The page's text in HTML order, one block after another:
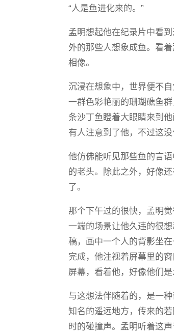
“人是鱼进化来的。”
孟明想起他在纪录片中看
外的那些人想象成鱼。看
相像。
沉浸在想象中，世界便不
一群色彩艳丽的珊瑚礁鱼
条沙丁鱼瞪着大眼睛来到
有人注意到了他，不过这
他仿佛能听见那些鱼的言
的老头。除此之外，好像
了。
那个下午过的很快，孟明
一端的场景让他久违的很
稿，画中一个人的背影坐
完成，他注视着屏幕里的
屏幕，看着他，好像他们
与这想法伴随着的，是一
知名的遥远地方，传来的
时的碰撞声。孟明听着这